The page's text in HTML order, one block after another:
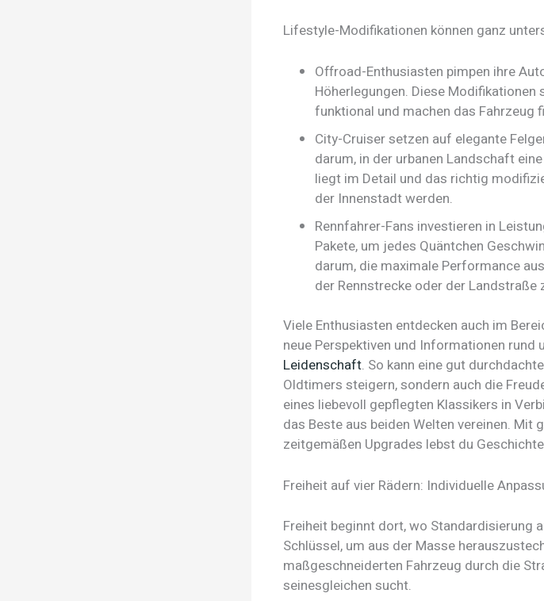
Lifestyle-Modifikationen können ganz
Offroad-Enthusiasten pimpen ihre
Höherlegungen. Diese
funktional und machen das Fahrzeug
City-Cruiser setzen auf elegante
darum, in der urbanen Landschaft
liegt im Detail und das richtig
der Innenstadt werden.
Rennfahrer-Fans investieren in
Pakete, um jedes Quäntchen
darum, die maximale Performance
der Rennstrecke oder der Landstraße
Viele Enthusiasten entdecken auch im
neue Perspektiven und Informationen rund
Leidenschaft. So kann eine gut
Oldtimers steigern, sondern auch die
eines liebevoll gepflegten Klassikers in
das Beste aus beiden Welten vereinen. Mit
zeitgemäßen Upgrades lebst du
Freiheit auf vier Rädern: Individuelle
Freiheit beginnt dort, wo Standardisierung
Schlüssel, um aus der Masse
maßgeschneiderten Fahrzeug durch die
seinesgleichen sucht.